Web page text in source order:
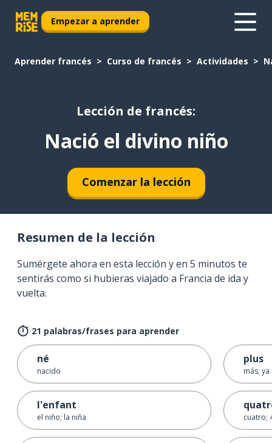
Empezar a aprender
Aprender francés Curso de francés Actividades
Lección de francés:
Nació el divino niño
Comenzar la lección
Resumen de la lección
Sumérgete ahora en esta lección y en 5 minutos te
sentirás como si hubieras viajado a Francia de ida y
vuelta.
21 palabras/frases para aprender
né
nacido
l'enfant
el niño; la niña
plus
más; ya
cuatro;